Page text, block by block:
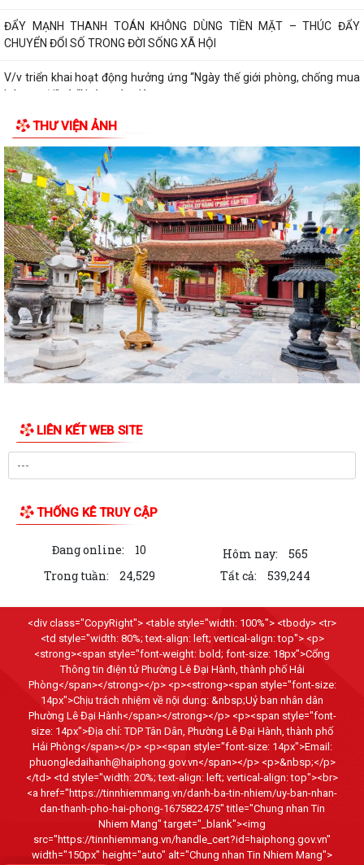
ĐẨY MẠNH THANH TOÁN KHÔNG DÙNG TIỀN MẶT – THÚC ĐẨY
CHUYỂN ĐỔI SỐ TRONG ĐỜI SỐNG XÃ HỘI
V/v triển khai hoạt động hưởng ứng “Ngày thế giới phòng, chống mua
bán người” và “Ngày toàn dân...
Kế hoạch triển khai cài đặt, sử dụng ứng dựng eTax mobile phục vụ
nộp thuế sử dụng đất phi nông...
PHƯỜNG LÊ ĐẠI HÀNH THAM DỰ HỘI NGHỊ TOÀN QUỐC QUÁN TRIỆT,
TRIỂN KHAI NGHỊ QUYẾT HỘI NGHỊ TRUNG ƯƠNG...
HOẠT ĐỘNG CỦA HỘI CỰU CHIẾN BINH PHƯỜNG LÊ ĐẠI HÀNH NHÂN KỶ
NIỆM 79 NĂM NGÀY THƯƠNG BINH - LIỆT SĨ...
ỦY BAN MTTQ VIỆT NAM PHƯỜNG LÊ ĐẠI HÀNH PHỐI HỢP VỚI NGÂN
HÀNG CHÍNH SÁCH XÃ HỘI CHÍ LINH THĂM,...
THÔNG BÁO Kết quả kỳ họp thứ Năm (Kỳ họp thường lệ giữa năm
2026) Hội đồng nhân dân phường khóa...
THÔNG BÁO LỄ DÂNG HƯƠNG THẮP NẾN TRI ÂN CÁC ANH HÙNG LIỆT
CHIẾN DỊCH 500 NGÀY ĐÊM ĐẨY MẠNH THỰC HIỆN, TÌM KIẾM, QUY
TẬP, XÁC ĐỊNH DANH TÍNH HÀI CỐT LIỆT SĨ
công tác xây dựng văn bản quy...
Chỉ thị số 07-CT/TW đẩy mạnh học tập, thực hành tư tưởng, đạo đức,
phương pháp, phong cách Hồ Chí...
Hướng dẫn Quản lý và sử dụng thẻ Đảng viên
Thông báo về việc tăng cường cảnh giác với các đối tượng nhận làm
dịch vụ đất đai trái quy định của...
THĂM TẶNG QUÀ GIA ĐÌNH CHÍNH SÁCH NHÂN DỊP KỶ NIỆM 79 NĂM
NGÀY THƯƠNG BINH - LIỆT SĨ
BÀI TUYÊN TRUYỀN KỶ NIỆM 79 NĂM NGÀY THƯƠNG BINH - LIỆT SĨ
(27/7/1947 - 27/7/2026).
THƯỜNG TRỰC ĐẢNG ỦY PHƯỜNG LÊ ĐẠI HÀNH THĂM, TẶNG QUÀ
NGƯỜI CÓ CÔNG NHÂN DỊP KỶ NIỆM 79 NĂM NGÀY...
KHAI MẠC GIẢI BÓNG ĐÁ THIẾU NHI U11 PHƯỜNG LÊ ĐẠI HÀNH NĂM
THƯ VIỆN ẢNH
LIÊN KẾT WEB SITE
THỐNG KÊ TRUY CẬP
Đang online: 10 Hôm nay:
565
Trong tuần:
24,529 Tất cả: 539,244
<div class="CopyRight"> <table style="width: 100%"> <tbody> <tr>
<td style="width: 80%; text-align: left; vertical-align: top"> <p>
<strong><span style="font-weight: bold; font-size: 18px">Cổng
Thông tin điện tử Phường Lê Đại Hành, thành phố Hải
Phòng</span></strong></p> <p><strong><span style="font-size:
14px">Chịu trách nhiệm về nội dung: &nbsp;Uỷ ban nhân dân
Phường Lê Đại Hành</span></strong></p> <p><span style="font-
size: 14px">Địa chỉ: TDP Tân Dân, Phường Lê Đại Hành, thành phố
Hải Phòng</span></p> <p><span style="font-size: 14px">Email:
phuongledaihanh@haiphong.gov.vn</span></p> <p>&nbsp;</p>
</td> <td style="width: 20%; text-align: left; vertical-align: top"><br>
<a href="https://tinnhiemmang.vn/danh-ba-tin-nhiem/uy-ban-nhan-
dan-thanh-pho-hai-phong-1675822475" title="Chung nhan Tin
Nhiem Mang" target="_blank"><img
src="https://tinnhiemmang.vn/handle_cert?id=haiphong.gov.vn"
width="150px" height="auto" alt="Chung nhan Tin Nhiem Mang">